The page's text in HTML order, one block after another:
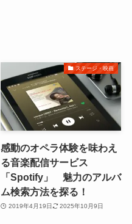
ステージ・映画
感動のオペラ体験を味わえ
る音楽配信サービス
「Spotify」 魅力のアルバ
ム検索方法を探る！
2019年4月19日 2025年10月9日